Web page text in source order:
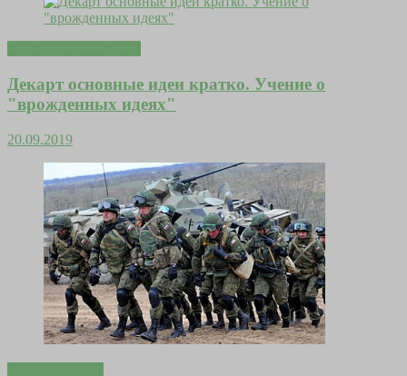
Декарт основные идеи кратко. Учение о
"врожденных идеях"
20.09.2019